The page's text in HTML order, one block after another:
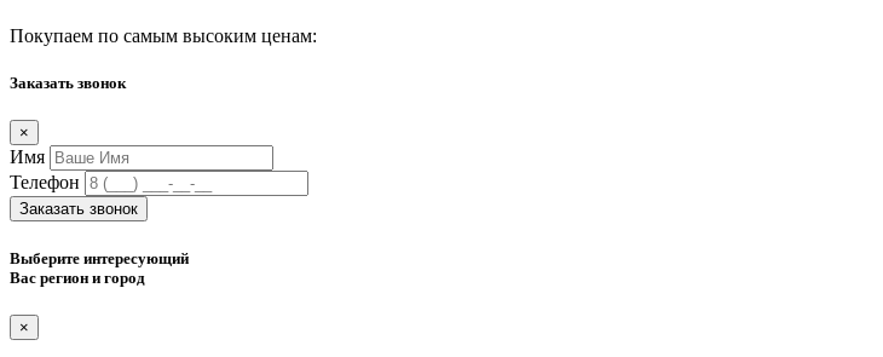
Покупаем по самым высоким ценам:
Заказать звонок
×
Имя
Телефон
Заказать звонок
Выберите интересующий
Вас регион и город
×